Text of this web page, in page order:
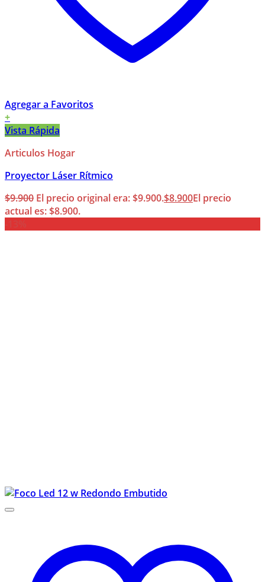
Agregar a Favoritos
+
Vista Rápida
Articulos Hogar
Proyector Láser Rítmico
$9.900 El precio original era: $9.900.$8.900El precio
actual es: $8.900.